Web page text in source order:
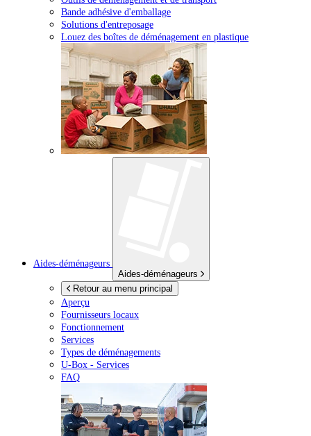
Bande adhésive d'emballage
Solutions d'entreposage
Louez des boîtes de déménagement en plastique
Aides-déménageurs
Aides-déménageurs
Retour au menu principal
Aperçu
Fournisseurs locaux
Fonctionnement
Services
Types de déménagements
U-Box - Services
FAQ